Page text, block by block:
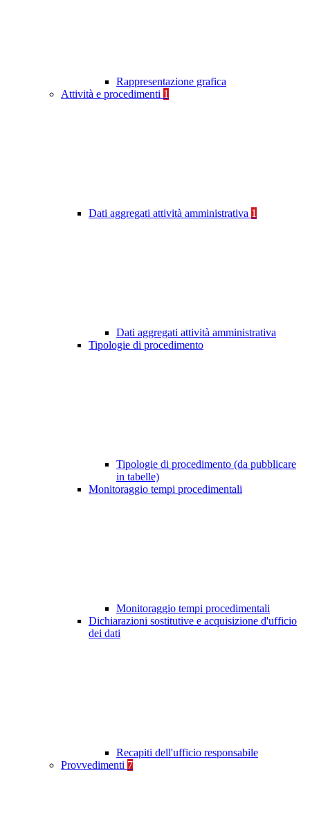
Rappresentazione grafica
Attività e procedimenti 1
Dati aggregati attività amministrativa 1
Dati aggregati attività amministrativa
Tipologie di procedimento
Tipologie di procedimento (da pubblicare
in tabelle)
Monitoraggio tempi procedimentali
Monitoraggio tempi procedimentali
Dichiarazioni sostitutive e acquisizione d'ufficio
dei dati
Recapiti dell'ufficio responsabile
Provvedimenti 7